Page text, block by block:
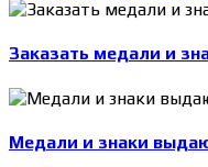
Заказать медали и
Медали и знаки